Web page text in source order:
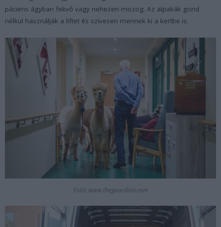
páciens ágyban fekvő vagy nehezen mozog. Az alpakák gond
nélkül használják a liftet és szívesen mennek ki a kertbe is.
Fotó: www.theguardian.com